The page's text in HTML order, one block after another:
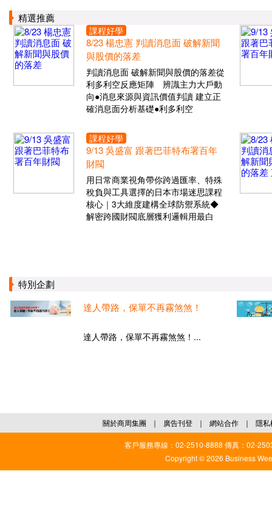
精選推薦
課程好學
8/23 楊忠憲 判讀消息面 破解新聞
與股價的落差
判讀消息面 破解新聞與股價的落差從
利多利空反應矩陣 辨識主力大戶動
向●消息來源與資訊價值判讀 建立正
確消息面分析基礎●利多利空
課程好學
9/13 吳盛富 跟著巴菲特布署百年
財閥
用日常商業視角帶你跨過匯率、特殊
稅負與工具選擇的日本市場迷思課程
核心｜3大維度建構全球防禦系統◆
解密跨國財閥底層獲利邏輯用最白
特別企劃
達人帶路，保單不再霧煞煞！
達人帶路，保單不再霧煞煞！...
關於商周集團 ｜ 廣告刊登 ｜ 網站合作 ｜ 隱私
客戶服務專線：02-2510-8888 傳真：02-
Copyright © 2026 Business